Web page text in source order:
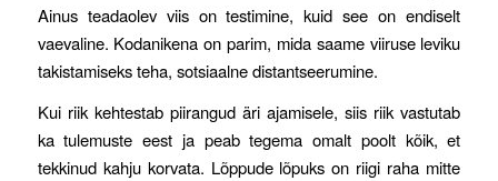
Ainus teadaolev viis on testimine, kuid see on endiselt
vaevaline. Kodanikena on parim, mida saame viiruse leviku
takistamiseks teha, sotsiaalne distantseerumine.
Kui riik kehtestab piirangud äri ajamisele, siis riik vastutab
ka tulemuste eest ja peab tegema omalt poolt kõik, et
tekkinud kahju korvata. Lõppude lõpuks on riigi raha mitte